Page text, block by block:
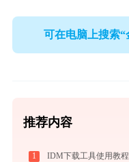
可在电脑上搜索
推荐内容
1